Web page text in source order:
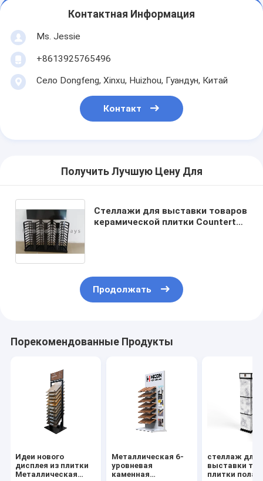
Контактная Информация
Ms. Jessie
+8613925765496
Село Dongfeng, Xinxu, Huizhou, Гуандун, Китай
Контакт
Получить Лучшую Цену Для
Стеллажи для выставки товаров
керамической плитки Countertop
Продолжать
Порекомендованные Продукты
Идеи нового
дисплея из плитки
Металлическая
Металлическая 6-
уровневая
каменная
стеллаж для
выставки
плитки пола